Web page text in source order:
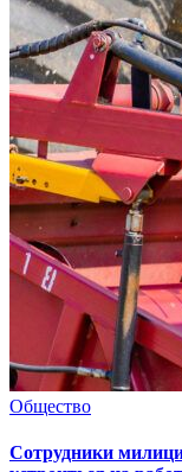
Общество
Сотрудники